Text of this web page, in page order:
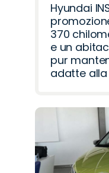
Hyundai
370
e un
pur
adatte